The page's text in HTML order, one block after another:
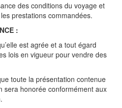
des conditions du voyage et
prestations commandées.
:
est agrée et a tout égard
lois en vigueur pour vendre des
toute la présentation contenue
sera honorée conformément aux